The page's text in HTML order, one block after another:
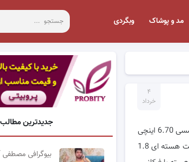
مد و پوشاک وبگردی
۴
خرداد
تلفن هوشمند Motorola Edge S در تاریخ 26 ژانویه 2021 به بازار عرضه شد. این گوشی با صفحه نمایش لمسی 6.70 اینچی
پیکسل و نسبت ابعاد 21: 9 ارائه ساخته شده است. موتورولا Edge S به پردازنده هشت هسته ای 1.8
جدیدترین مطالب
بیوگرافی مصطفی